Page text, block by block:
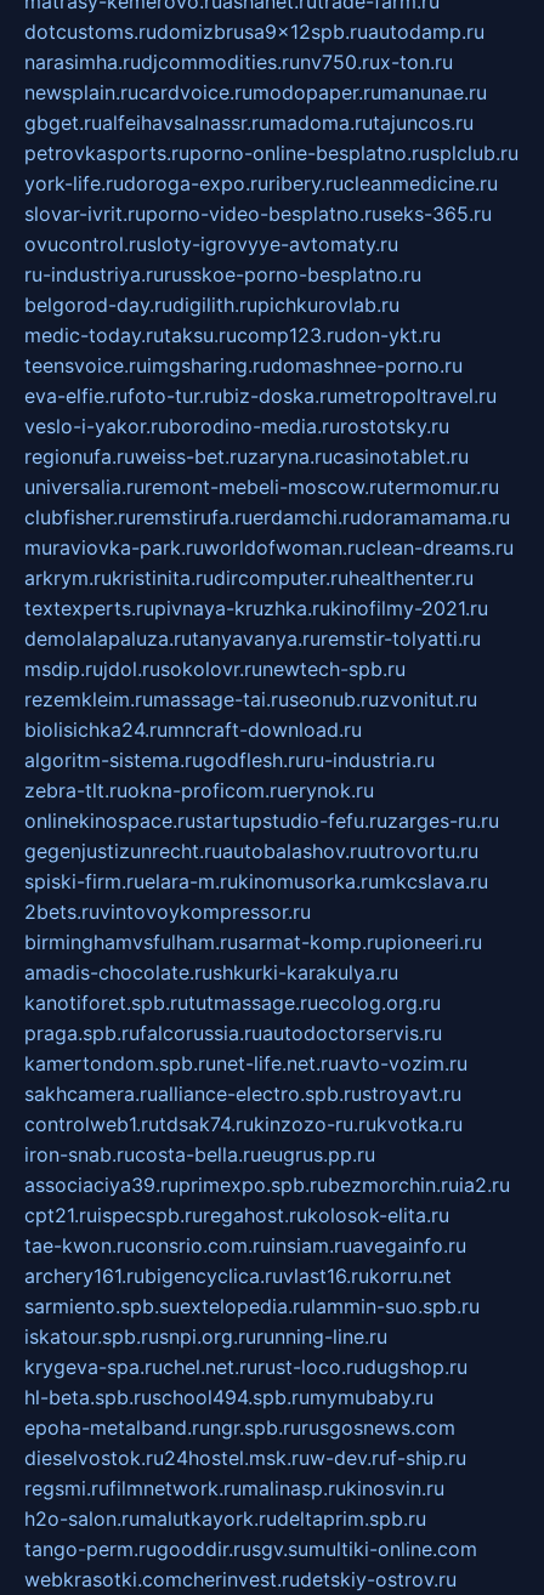
dotcustoms.rudomizbrusa9x12spb.ruautodamp.ru
narasimha.rudjcommodities.runv750.rux-ton.ru
newsplain.rucardvoice.rumodopaper.rumanunae.ru
gbget.rualfeihavsalnassr.rumadoma.rutajuncos.ru
petrovkasports.ruporno-online-besplatno.rusplclub.ru
york-life.rudoroga-expo.ruribery.rucleanmedicine.ru
slovar-ivrit.ruporno-video-besplatno.ruseks-365.ru
ovucontrol.rusloty-igrovyye-avtomaty.ru
ru-industriya.rurusskoe-porno-besplatno.ru
belgorod-day.rudigilith.rupichkurovlab.ru
medic-today.rutaksu.rucomp123.rudon-ykt.ru
teensvoice.ruimgsharing.rudomashnee-porno.ru
eva-elfie.rufoto-tur.rubiz-doska.rumetropoltravel.ru
veslo-i-yakor.ruborodino-media.rurostotsky.ru
regionufa.ruweiss-bet.ruzaryna.rucasinotablet.ru
universalia.ruremont-mebeli-moscow.rutermomur.ru
clubfisher.ruremstirufa.ruerdamchi.rudoramamama.ru
muraviovka-park.ruworldofwoman.ruclean-dreams.ru
arkrym.rukristinita.rudircomputer.ruhealthenter.ru
textexperts.rupivnaya-kruzhka.rukinofilmy-2021.ru
demolalapaluza.rutanyavanya.ruremstir-tolyatti.ru
msdip.rujdol.rusokolovr.runewtech-spb.ru
rezemkleim.rumassage-tai.ruseonub.ruzvonitut.ru
biolisichka24.rumncraft-download.ru
algoritm-sistema.rugodflesh.ruru-industria.ru
zebra-tlt.ruokna-proficom.ruerynok.ru
onlinekinospace.rustartupstudio-fefu.ruzarges-ru.ru
gegenjustizunrecht.ruautobalashov.ruutrovortu.ru
spiski-firm.ruelara-m.rukinomusorka.rumkcslava.ru
2bets.ruvintovoykompressor.ru
birminghamvsfulham.rusarmat-komp.rupioneeri.ru
amadis-chocolate.rushkurki-karakulya.ru
kanotiforet.spb.rututmassage.ruecolog.org.ru
praga.spb.rufalcorussia.ruautodoctorservis.ru
kamertondom.spb.runet-life.net.ruavto-vozim.ru
sakhcamera.rualliance-electro.spb.rustroyavt.ru
controlweb1.rutdsak74.rukinzozo-ru.rukvotka.ru
iron-snab.rucosta-bella.rueugrus.pp.ru
associaciya39.ruprimexpo.spb.rubezmorchin.ruia2.ru
cpt21.ruispecspb.ruregahost.rukolosok-elita.ru
tae-kwon.ruconsrio.com.ruinsiam.ruavegainfo.ru
archery161.rubigencyclica.ruvlast16.rukorru.net
sarmiento.spb.suextelopedia.rulammin-suo.spb.ru
iskatour.spb.rusnpi.org.rurunning-line.ru
krygeva-spa.ruchel.net.rurust-loco.rudugshop.ru
hl-beta.spb.ruschool494.spb.rumymubaby.ru
epoha-metalband.rungr.spb.rurusgosnews.com
dieselvostok.ru24hostel.msk.ruw-dev.ruf-ship.ru
regsmi.rufilmnetwork.rumalinasp.rukinosvin.ru
h2o-salon.rumalutkayork.rudeltaprim.spb.ru
tango-perm.rugooddir.rusgv.sumultiki-online.com
webkrasotki.comcherinvest.rudetskiy-ostrov.ru